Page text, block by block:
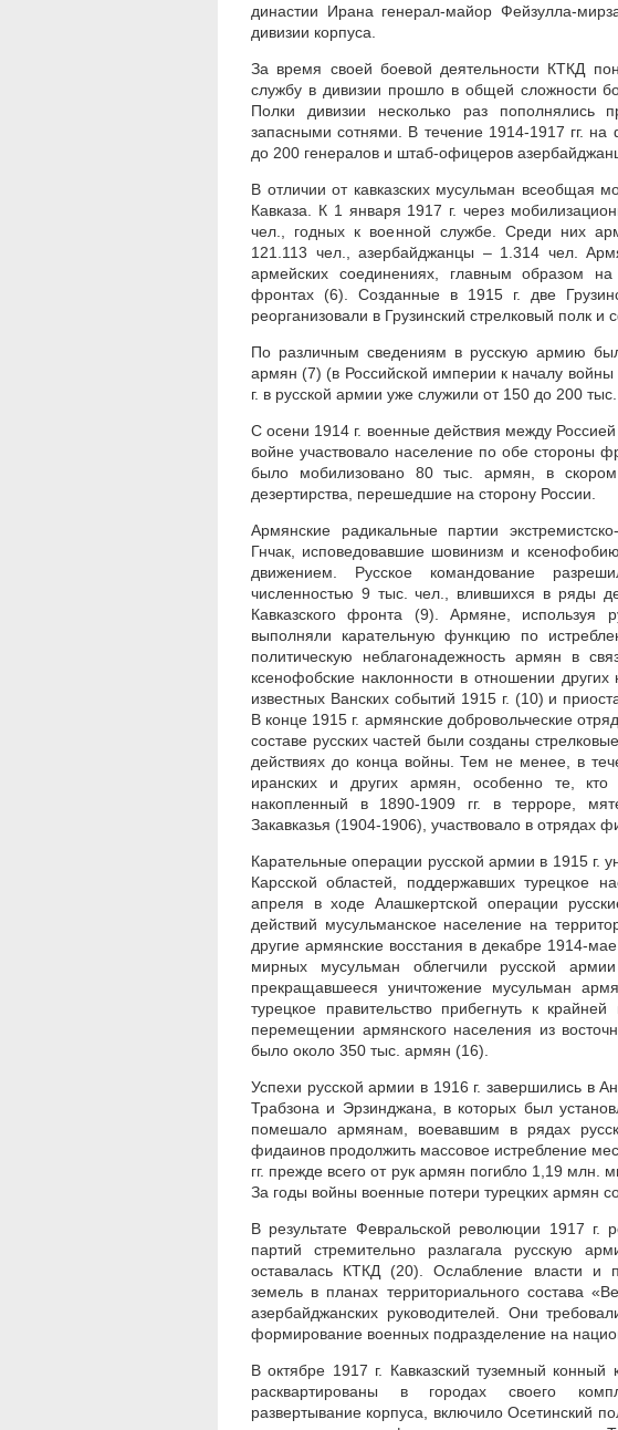
династии Ирана генерал-майор Фейзулла-
дивизии корпуса.
За время своей боевой деятельности КТКД
службу в дивизии прошло в общей сложности
Полки дивизии несколько раз
запасными сотнями. В течение 1914-1917 гг.
до 200 генералов и штаб-офицеров
В отличии от кавказских мусульман всеобщая
Кавказа. К 1 января 1917 г. через
чел., годных к военной службе. Среди них
121.113 чел., азербайджанцы – 1.314 чел.
армейских соединениях, главным образом
фронтах (6). Созданные в 1915 г. две
реорганизовали в Грузинский стрелковый полк
По различным сведениям в русскую армию
армян (7) (в Российской империи к началу
г. в русской армии уже служили от 150 до 200
С осени 1914 г. военные действия между
войне участвовало население по обе стороны
было мобилизовано 80 тыс. армян, в
дезертирства, перешедшие на сторону России.
Армянские радикальные партии
Гнчак, исповедовавшие шовинизм и
движением. Русское командование
численностью 9 тыс. чел., влившихся в ряды
Кавказского фронта (9). Армяне, используя
выполняли карательную функцию по
политическую неблагонадежность армян в
ксенофобские наклонности в отношении
известных Ванских событий 1915 г. (10) и
В конце 1915 г. армянские добровольческие
составе русских частей были созданы
действиях до конца войны. Тем не менее, в
иранских и других армян, особенно те,
накопленный в 1890-1909 гг. в терроре,
Закавказья (1904-1906), участвовало в отрядах
Карательные операции русской армии в 1915 г.
Карсской областей, поддержавших
апреля в ходе Алашкертской операции
действий мусульманское население на
другие армянские восстания в декабре 1914-
мирных мусульман облегчили русской
прекращавшееся уничтожение мусульман
турецкое правительство прибегнуть к
перемещении армянского населения из
было около 350 тыс. армян (16).
Успехи русской армии в 1916 г. завершились в
Трабзона и Эрзинджана, в которых был
помешало армянам, воевавшим в рядах
фидаинов продолжить массовое истребление
гг. прежде всего от рук армян погибло 1,19 млн.
За годы войны военные потери турецких армян
В результате Февральской революции 1917 г.
партий стремительно разлагала русскую
оставалась КТКД (20). Ослабление власти и
земель в планах территориального состава
азербайджанских руководителей. Они
формирование военных подразделение на
В октябре 1917 г. Кавказский туземный
расквартированы в городах своего
развертывание корпуса, включило Осетинский